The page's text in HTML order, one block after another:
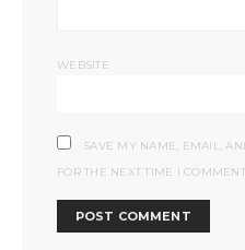
WEBSITE
SAVE MY NAME, EMAIL,
FOR THE NEXT TIME I COMMENT.